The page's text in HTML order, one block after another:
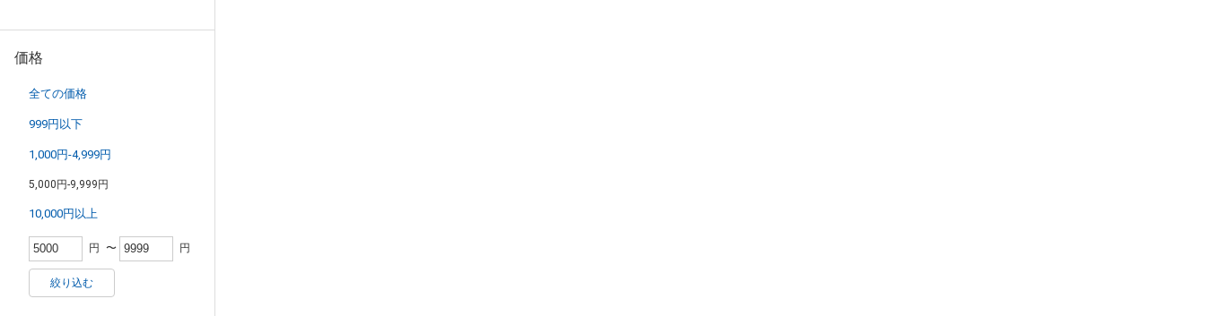
価格
全ての価格
999円以下
1,000円-4,999円
5,000円-9,999円
10,000円以上
円 〜 円
絞り込む